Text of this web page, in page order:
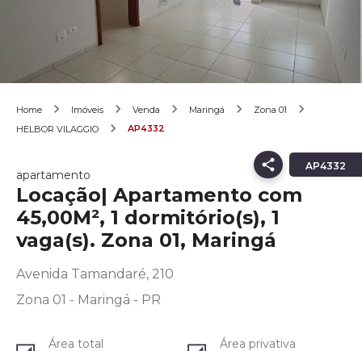
Home Imóveis Venda Maringá
Zona 01
HELBOR VILAGGIO
AP4332
AP4332
apartamento
Locação| Apartamento com
45,00M², 1 dormitório(s), 1
vaga(s). Zona 01, Maringá
Avenida Tamandaré, 210
Zona 01 - Maringá - PR
Área total Área privativa